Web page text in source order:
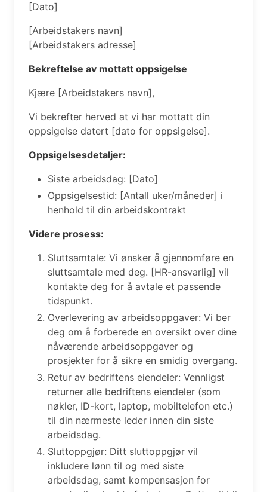
[Dato]
[Arbeidstakers navn]
[Arbeidstakers adresse]
Bekreftelse av mottatt oppsigelse
Kjære [Arbeidstakers navn],
Vi bekrefter herved at vi har mottatt din
oppsigelse datert [dato for oppsigelse].
Oppsigelsesdetaljer:
Siste arbeidsdag: [Dato]
Oppsigelsestid: [Antall uker/måneder] i
henhold til din arbeidskontrakt
Videre prosess:
Sluttsamtale: Vi ønsker å gjennomføre en
sluttsamtale med deg. [HR-ansvarlig] vil
kontakte deg for å avtale et passende
tidspunkt.
Overlevering av arbeidsoppgaver: Vi ber
deg om å forberede en oversikt over dine
nåværende arbeidsoppgaver og
prosjekter for å sikre en smidig overgang.
Retur av bedriftens eiendeler: Vennligst
returner alle bedriftens eiendeler (som
nøkler, ID-kort, laptop, mobiltelefon etc.)
til din nærmeste leder innen din siste
arbeidsdag.
Sluttoppgjør: Ditt sluttoppgjør vil
inkludere lønn til og med siste
arbeidsdag, samt kompensasjon for